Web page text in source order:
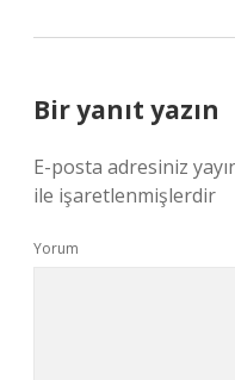
Bir yanıt yazın
E-posta adresiniz
ile işaretlenmişlerdir
Yorum